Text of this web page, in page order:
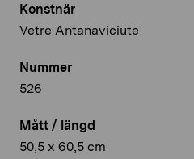
Konstnär
Vetre Antanaviciute
Nummer
526
Mått / längd
50,5 x 60,5 cm